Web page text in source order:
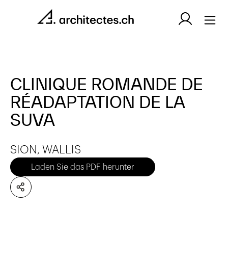
CLINIQUE ROMANDE DE
RÉADAPTATION DE LA
SUVA
SION, WALLIS
Laden Sie das PDF herunter